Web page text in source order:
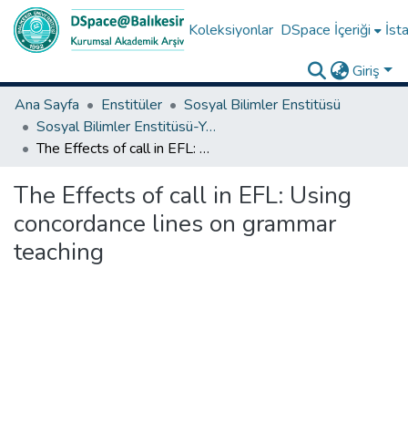
Koleksiyonlar DSpace İçeriği
Giriş
Ana Sayfa
Enstitüler
Sosyal Bilimler Enstitüsü
Sosyal Bilimler Enstitüsü-Yüksek Lisans Tezleri
The Effects of call in EFL: Using concordance lines on grammar teaching
The Effects of call in EFL: Using
concordance lines on grammar
teaching